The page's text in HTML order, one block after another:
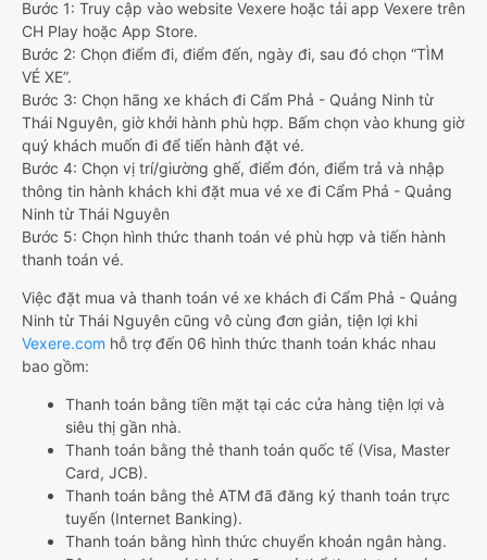
Bước 1: Truy cập vào website Vexere hoặc tải app Vexere trên
CH Play hoặc App Store.
Bước 2: Chọn điểm đi, điểm đến, ngày đi, sau đó chọn “TÌM
VÉ XE”.
Bước 3: Chọn hãng xe khách đi Cẩm Phả - Quảng Ninh từ
Thái Nguyên, giờ khởi hành phù hợp. Bấm chọn vào khung giờ
quý khách muốn đi để tiến hành đặt vé.
Bước 4: Chọn vị trí/giường ghế, điểm đón, điểm trả và nhập
thông tin hành khách khi đặt mua vé xe đi Cẩm Phả - Quảng
Ninh từ Thái Nguyên
Bước 5: Chọn hình thức thanh toán vé phù hợp và tiến hành
thanh toán vé.
Việc đặt mua và thanh toán vé xe khách đi Cẩm Phả - Quảng
Ninh từ Thái Nguyên cũng vô cùng đơn giản, tiện lợi khi
Vexere.com hỗ trợ đến 06 hình thức thanh toán khác nhau
bao gồm:
Thanh toán bằng tiền mặt tại các cửa hàng tiện lợi và
siêu thị gần nhà.
Thanh toán bằng thẻ thanh toán quốc tế (Visa, Master
Card, JCB).
Thanh toán bằng thẻ ATM đã đăng ký thanh toán trực
tuyến (Internet Banking).
Thanh toán bằng hình thức chuyển khoản ngân hàng.